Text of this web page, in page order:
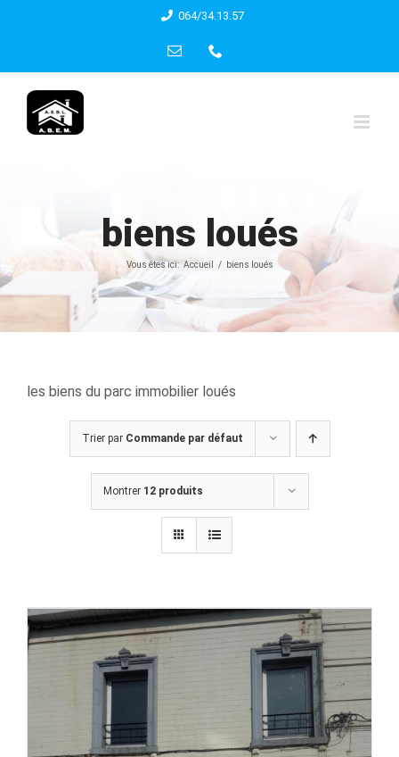
content
064/34.13.57
Email
biens loués
Vous êtes ici: Accueil biens loués
les biens du parc immobilier loués
Trier par Commande par défaut
Montrer 12 produits